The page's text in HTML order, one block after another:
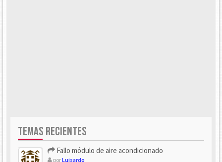
TEMAS RECIENTES
Fallo módulo de aire acondicionado
porLuisardo